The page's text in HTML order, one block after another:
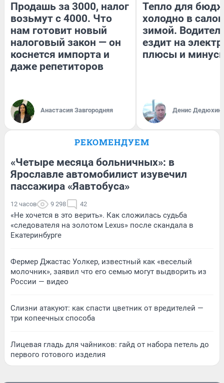
Продашь за 3000, налог
возьмут с 4000. Что
нам готовит новый
налоговый закон — он
коснется импорта и
даже репетиторов
Анастасия Завгородняя
Тепло для
холодно в
зимой.
ездит на
плюсы и
Денис Дедюхин
РЕКОМЕНДУЕМ
«Четыре месяца больничных»: в
Ярославле автомобилист изувечил
пассажира «Яавтобуса»
12 часов 9 298 42
«Не хочется в это верить». Как сложилась судьба
«следователя на золотом Lexus» после скандала в
Екатеринбурге
Фермер Джастас Уолкер, известный как «веселый
молочник», заявил что его семью могут выдворить из
России — видео
Слизни атакуют: как спасти цветник от вредителей —
три копеечных способа
Лицевая гладь для чайников: гайд от набора петель до
первого готового изделия